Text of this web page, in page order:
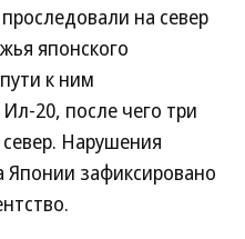
на север
японского
к ним
20, после чего три
Нарушения
Японии зафиксировано